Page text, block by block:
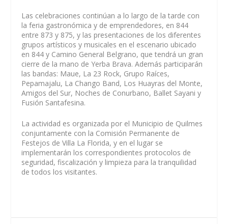
Las celebraciones continúan a lo largo de la tarde con
la feria gastronómica y de emprendedores, en 844
entre 873 y 875, y las presentaciones de los diferentes
grupos artísticos y musicales en el escenario ubicado
en 844 y Camino General Belgrano, que tendrá un gran
cierre de la mano de Yerba Brava. Además participarán
las bandas: Maue, La 23 Rock, Grupo Raíces,
Pepamajalu, La Chango Band, Los Huayras del Monte,
Amigos del Sur, Noches de Conurbano, Ballet Sayani y
Fusión Santafesina.
La actividad es organizada por el Municipio de Quilmes
conjuntamente con la Comisión Permanente de
Festejos de Villa La Florida, y en el lugar se
implementarán los correspondientes protocolos de
seguridad, fiscalización y limpieza para la tranquilidad
de todos los visitantes.